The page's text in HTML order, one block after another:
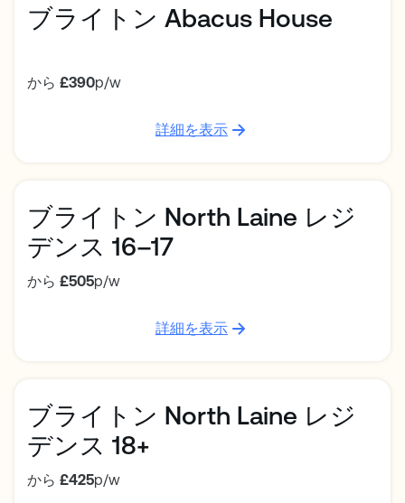
ブライトン Abacus House
から £390p/w
詳細を表示
ブライトン North Laine レジ
デンス 16–17
から £505p/w
詳細を表示
ブライトン North Laine レジ
デンス 18+
から £425p/w